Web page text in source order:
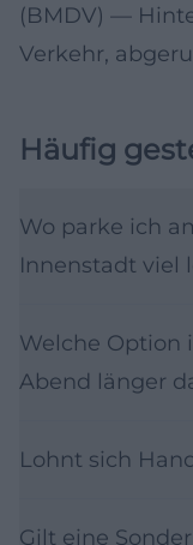
(BMDV) —
Verkehr,
Häufig
Wo parke ich
Innenstadt viel
Welche Option
Abend länger
Lohnt sich
Gilt eine